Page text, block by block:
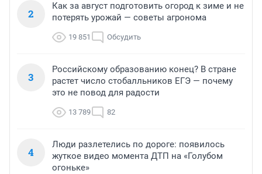
2
Как за август подготовить огород к зиме и не
потерять урожай — советы агронома
19 851 Обсудить
3
Российскому образованию конец? В стране
растет число стобалльников ЕГЭ — почему
это не повод для радости
13 789 82
4
Люди разлетелись по дороге: появилось
жуткое видео момента ДТП на «Голубом
огоньке»